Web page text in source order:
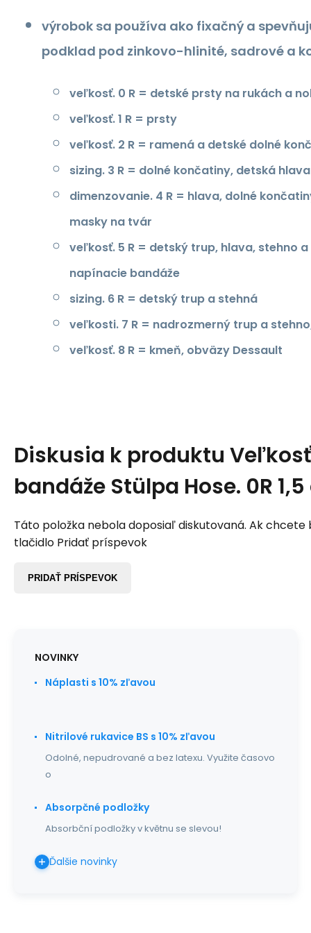
výrobok sa používa ako fixačný a
podklad pod zinkovo-hlinité, sadrové a
veľkosť. 0 R = detské prsty na rukách a
veľkosť. 1 R = prsty
veľkosť. 2 R = ramená a detské dolné
sizing. 3 R = dolné končatiny, detská
dimenzovanie. 4 R = hlava, dolné
masky na tvár
veľkosť. 5 R = detský trup, hlava, stehno
napínacie bandáže
sizing. 6 R = detský trup a stehná
veľkosti. 7 R = nadrozmerný trup a
veľkosť. 8 R = kmeň, obväzy Dessault
Diskusia k produktu
bandáže Stülpa Hose. 0R
Táto položka nebola doposiaľ diskutovaná. Ak chcete
tlačidlo Pridať príspevok
PRIDAŤ PRÍSPEVOK
NOVINKY
Náplasti s 10% zľavou
Nitrilové rukavice BS s 10% zľavou
Odolné, nepudrované a bez latexu. Využite časovo
o
Absorpčné podložky
Absorbční podložky v květnu se slevou!
Ďalšie novinky